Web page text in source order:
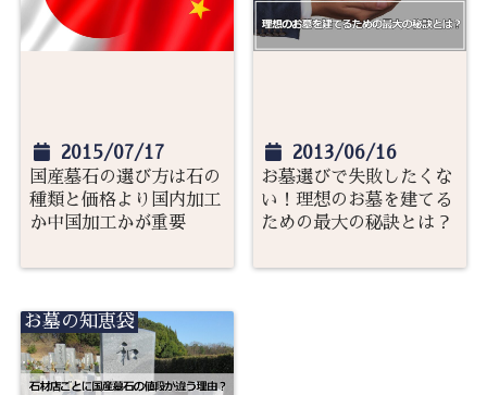
2015/07/17
国産墓石の選び方は石の
種類と価格より国内加工
か中国加工かが重要
2013/06/16
お墓選びで失敗したくな
い！理想のお墓を建てる
ための最大の秘訣とは？
お墓の知恵袋